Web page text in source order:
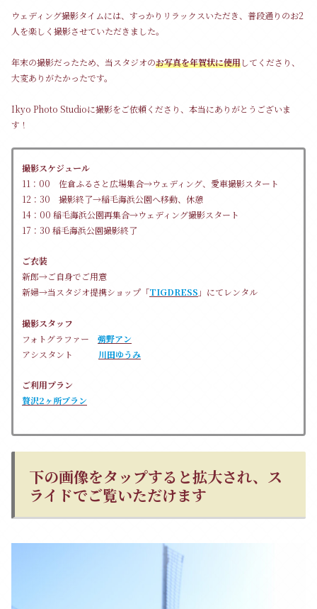
ウェディング撮影タイムには、すっかりリラックスいただき、普段通りのお2
人を楽しく撮影させていただきました。
年末の撮影だったため、当スタジオのお写真を年賀状に使用してくださり、
大変ありがたかったです。
Ikyo Photo Studioに撮影をご依頼くださり、本当にありがとうございま
す！
撮影スケジュール
11：00 佐倉ふるさと広場集合→ウェディング、愛車撮影スタート
12：30 撮影終了→稲毛海浜公園へ移動、休憩
14：00 稲毛海浜公園再集合→ウェディング撮影スタート
17：30 稲毛海浜公園撮影終了
ご衣装
新郎→ご自身でご用意
新婦→当スタジオ提携ショップ「TIGDRESS 」にてレンタル
撮影スタッフ
フォトグラファー 彅野アン
アシスタント 川田ゆうみ
ご利用プラン
贅沢2ヶ所プラン
下の画像をタップすると拡大され、ス
ライドでご覧いただけます